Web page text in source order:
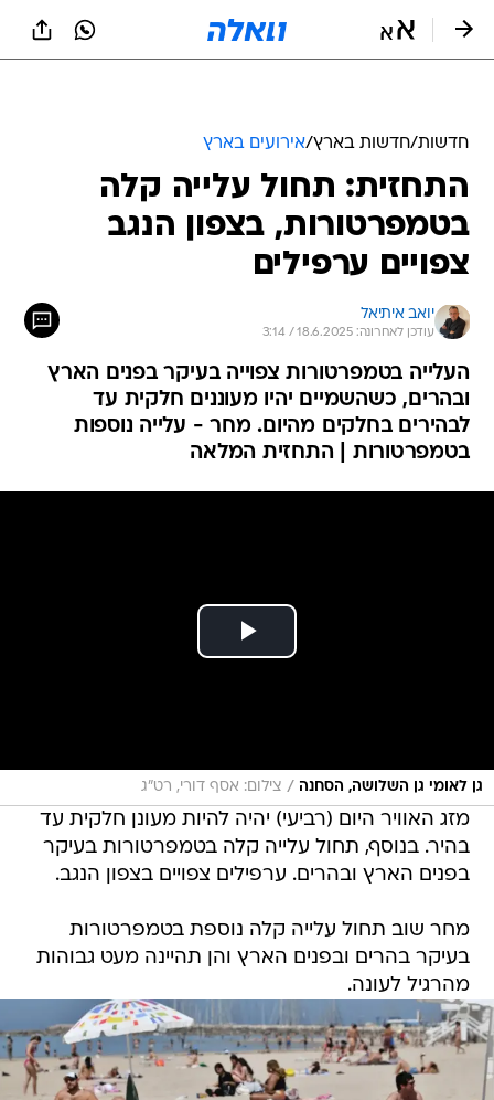
חדשות/חדשות בארץ/אירועים בארץ
התחזית: תחול עלייה קלה
בטמפרטורות, בצפון הנגב
צפויים ערפילים
יואב איתיאל
עודכן לאחרונה: 18.6.2025 / 3:14
העלייה בטמפרטורות צפוייה בעיקר בפנים הארץ
ובהרים, כשהשמיים יהיו מעוננים חלקית עד
לבהירים בחלקים מהיום. מחר - עלייה נוספות
בטמפרטורות | התחזית המלאה
גן לאומי גן השלושה, הסחנה / צילום: אסף דורי, רט"ג
מזג האוויר היום (רביעי) יהיה להיות מעונן חלקית עד
בהיר. בנוסף, תחול עלייה קלה בטמפרטורות בעיקר
בפנים הארץ ובהרים. ערפילים צפויים בצפון הנגב.
מחר שוב תחול עלייה קלה נוספת בטמפרטורות
בעיקר בהרים ובפנים הארץ והן תהיינה מעט גבוהות
מהרגיל לעונה.